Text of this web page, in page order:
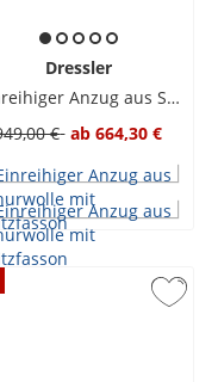
Dressler
Einreihiger Anzug aus Schurwolle mit Spitzfasson
€ ab 664,30 €